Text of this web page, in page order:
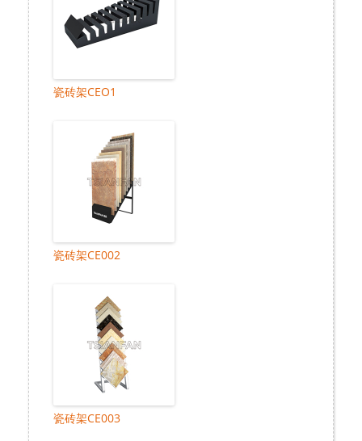
瓷砖架CEO1
瓷砖架CE002
瓷砖架CE003